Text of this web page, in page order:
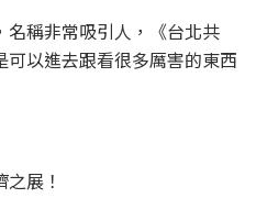
稱非常吸引人，《台北共
以進去跟看很多厲害的東西
展！